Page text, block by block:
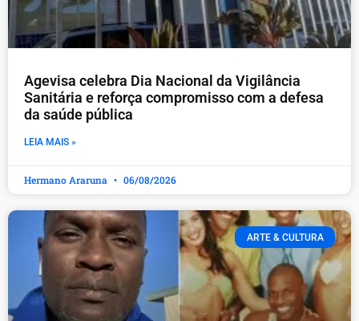
Agevisa celebra Dia Nacional da Vigilância
Sanitária e reforça compromisso com a defesa
da saúde pública
LEIA MAIS »
Hermano Araruna 06/08/2026
ARTE & CULTURA